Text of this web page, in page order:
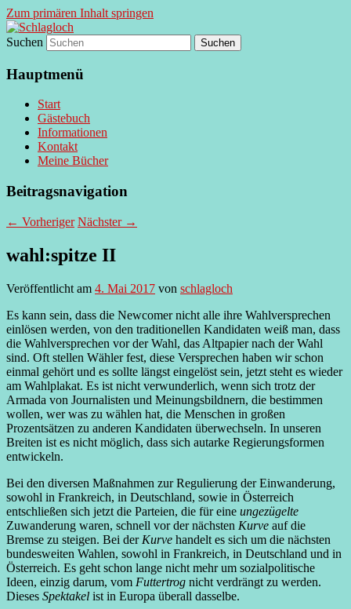
Zum primären Inhalt springen
Schlagloch
supersberger taggedanken
Suchen
Hauptmenü
Start
Gästebuch
Informationen
Kontakt
Meine Bücher
Beitragsnavigation
← Vorheriger Nächster →
wahl:spitze II
Veröffentlicht am 4. Mai 2017 von schlagloch
Es kann sein, dass die Newcomer nicht alle ihre Wahlversprechen
einlösen werden, von den traditionellen Kandidaten weiß man, dass
die Wahlversprechen vor der Wahl, das Altpapier nach der Wahl
sind. Oft stellen Wähler fest, diese Versprechen haben wir schon
einmal gehört und es sollte längst eingelöst sein, jetzt steht es wieder
am Wahlplakat. Es ist nicht verwunderlich, wenn sich trotz der
Armada von Journalisten und Meinungsbildnern, die bestimmen
wollen, wer was zu wählen hat, die Menschen in großen
Prozentsätzen zu anderen Kandidaten überwechseln. In unseren
Breiten ist es nicht möglich, dass sich autarke Regierungsformen
entwickeln.
Bei den diversen Maßnahmen zur Regulierung der Einwanderung,
sowohl in Frankreich, in Deutschland, sowie in Österreich
entschließen sich jetzt die Parteien, die für eine ungezügelte
Zuwanderung waren, schnell vor der nächsten Kurve auf die
Bremse zu steigen. Bei der Kurve handelt es sich um die nächsten
bundesweiten Wahlen, sowohl in Frankreich, in Deutschland und in
Österreich. Es geht schon lange nicht mehr um sozialpolitische
Ideen, einzig darum, vom Futtertrog nicht verdrängt zu werden.
Dieses Spektakel ist in Europa überall dasselbe.